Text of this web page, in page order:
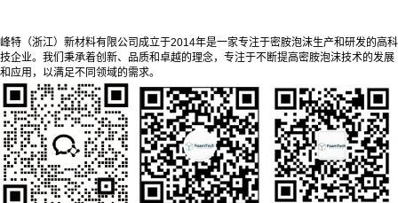
峰特（浙江）新材料有限公司成立于2014年是一家专注于密胺泡沫生产和研发的高科
技企业。我们秉承着创新、品质和卓越的理念，专注于不断提高密胺泡沫技术的发展
和应用，以满足不同领域的需求。